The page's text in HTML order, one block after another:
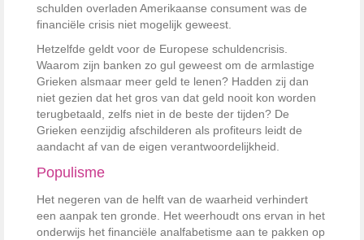
schulden overladen Amerikaanse consument was de
financiële crisis niet mogelijk geweest.
Hetzelfde geldt voor de Europese schuldencrisis.
Waarom zijn banken zo gul geweest om de armlastige
Grieken alsmaar meer geld te lenen? Hadden zij dan
niet gezien dat het gros van dat geld nooit kon worden
terugbetaald, zelfs niet in de beste der tijden? De
Grieken eenzijdig afschilderen als profiteurs leidt de
aandacht af van de eigen verantwoordelijkheid.
Populisme
Het negeren van de helft van de waarheid verhindert
een aanpak ten gronde. Het weerhoudt ons ervan in het
onderwijs het financiële analfabetisme aan te pakken op